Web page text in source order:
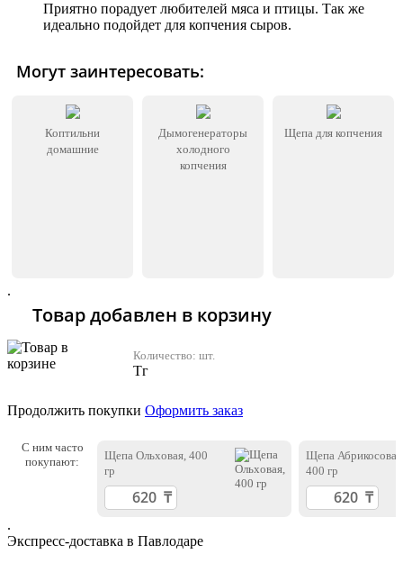
Приятно порадует любителей мяса и птицы. Так же
идеально подойдет для копчения сыров.
Могут заинтересовать:
Коптильни
домашние
Дымогенераторы
холодного
копчения
Щепа для копчения
.
Товар добавлен в корзину
Количество: шт.
Тг
Продолжить покупки Оформить заказ
С ним часто
покупают:
Щепа Ольховая, 400
гр
Щепа
400 гр
.
Экспресс-доставка в Павлодаре